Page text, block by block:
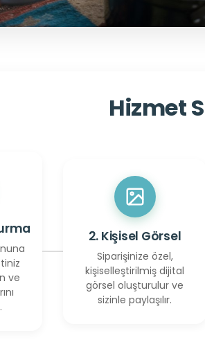
Hizmet
ve
2. Kişisel Görsel
Siparişinize özel,
kişiselleştirilmiş dijital
görsel oluşturulur ve
sizinle paylaşılır.